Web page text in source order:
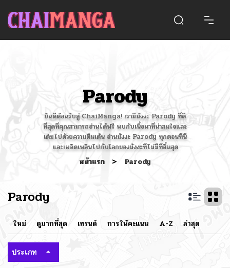
Parody
ยินดีต้อนรับสู่ ChaiManga! เรามีมังงะ Parody ที่ดี
ที่สุดที่คุณสามารถอ่านได้ฟรี พบกับเนื้อหาที่น่าสนใจและ
เต็มไปด้วยความตื่นเต้น อ่านมังงะ Parody ทุกตอนที่นี่
และเพลิดเพลินไปกับโลกของมังงะที่ไม่มีที่สิ้นสุด
หน้าแรก > Parody
Parody
ใหม่ ดูมากที่สุด เทรนด์ การให้คะแนน A-Z ล่าสุด
ประเภท